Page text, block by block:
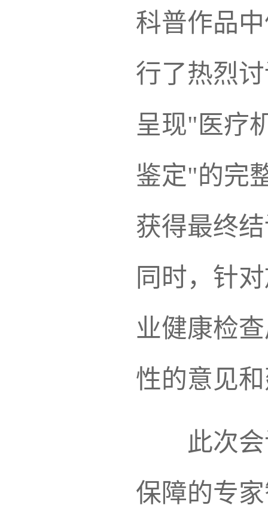
科普作品
行了热烈
呈现" 医疗
鉴定"的完
获得最终
同时，针
业健康检
性的意见
此次
保障的专